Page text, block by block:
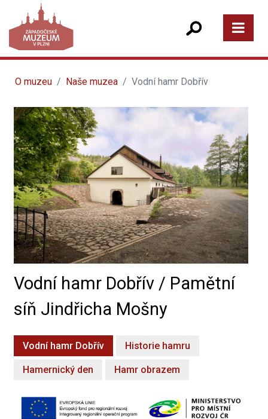
O muzeu Naše muzea Vodní hamr Dobřív
Vodní hamr Dobřív / Pamětní
síň Jindřicha Mošny
Vodní hamr Dobřív Historie hamru
Hamernický den Hamr obrazem